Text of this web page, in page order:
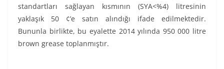
standartları sağlayan kısmının (SYA<%4) litresinin
yaklaşık 50 ¢’e satın alındığı ifade edilmektedir.
Bununla birlikte, bu eyalette 2014 yılında 950 000 litre
brown grease toplanmıştır.